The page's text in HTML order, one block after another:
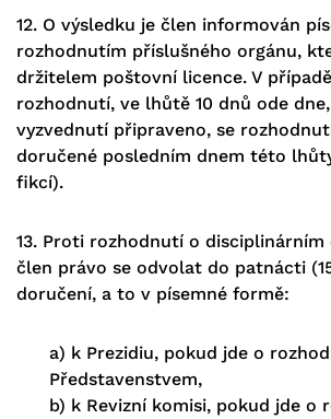
12. O výsledku je člen informován
rozhodnutím příslušného orgánu,
držitelem poštovní licence. V
rozhodnutí, ve lhůtě 10 dnů ode
vyzvednutí připraveno, se
doručené posledním dnem této
fikcí).
13. Proti rozhodnutí o
člen právo se odvolat do patnácti
doručení, a to v písemné formě:
a) k Prezidiu, pokud jde o
Představenstvem,
b) k Revizní komisi, pokud jde o